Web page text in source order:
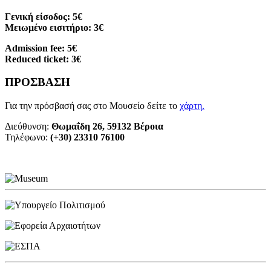
Γενική είσοδος: 5€
Μειωμένο εισιτήριο: 3€
Admission fee: 5€
Reduced ticket: 3€
ΠΡΟΣΒΑΣΗ
Για την πρόσβασή σας στο Μουσείο δείτε το χάρτη.
Διεύθυνση: Θωμαΐδη 26, 59132 Βέροια
Τηλέφωνο: (+30) 23310 76100